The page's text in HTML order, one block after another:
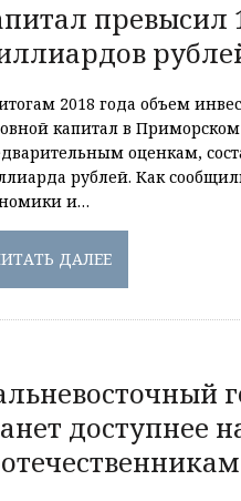
превысил
2018 года объем
капитал в Приморском
оценкам,
рублей. Как
и…
ДАЛЕЕ
доступнее